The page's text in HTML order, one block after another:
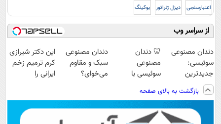
اعتبارسنجی دیزل ژنراتور بوکینگ
از سراسر وب
دندان مصنوعی
سوئیسی:
جدیدترین
فناوری اروپا،
سبک و مقاوم |
پرداخت قسطی
🦷 دندان
مصنوعی
سوئیسی با
دیجیتال |
پرداخت در 4
قسط |📍 تهران
دندان مصنوعی
سبک و مقاوم
می‌خوای؟
📍تهران
این دکتر شیرازی
کرم ترمیم زخم
ایرانی را
بازگشت به بالای صفحه